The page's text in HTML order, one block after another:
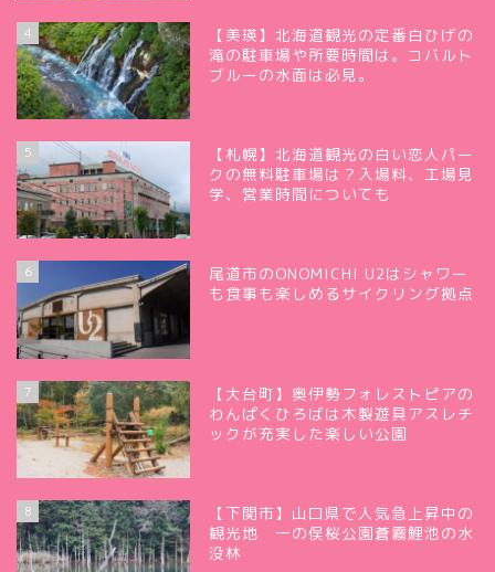
4
【美瑛】北海道観光の定番白ひげの
滝の駐車場や所要時間は。コバルト
ブルーの水面は必見。
5
【札幌】北海道観光の白い恋人パー
クの無料駐車場は？入場料、工場見
学、営業時間についても
6
尾道市のONOMICHI U2はシャワー
も食事も楽しめるサイクリング拠点
7
【大台町】奥伊勢フォレストピアの
わんぱくひろばは木製遊具アスレチ
ックが充実した楽しい公園
8
【下関市】山口県で人気急上昇中の
観光地 一の俣桜公園蒼霧鯉池の水
没林